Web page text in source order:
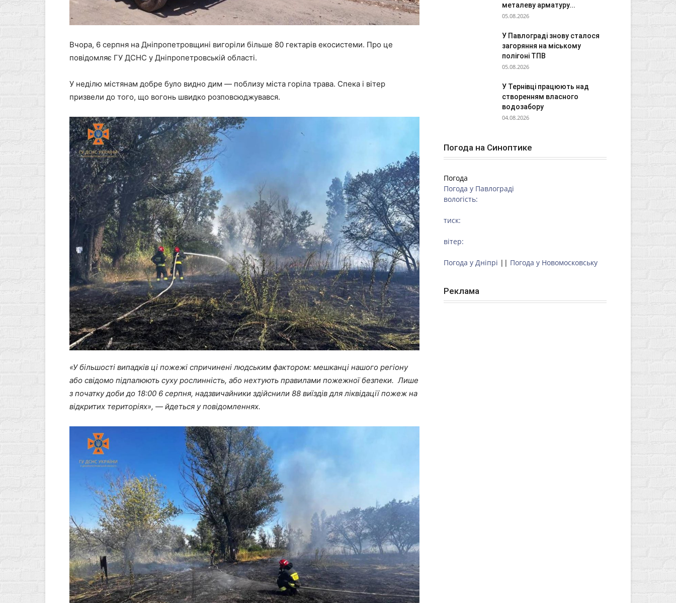
Вчора, 6 серпня на Дніпропетровщині вигоріли більше 80 гектарів екосистеми. Про це
повідомляє ГУ ДСНС у Дніпропетровській області.
У неділю містянам добре було видно дим — поблизу міста горіла трава. Спека і вітер
призвели до того, що вогонь швидко розповсюджувався.
«У більшості випадків ці пожежі спричинені людським фактором: мешканці нашого регіону
або свідомо підпалюють суху рослинність, або нехтують правилами пожежної безпеки. Лише
з початку доби до 18:00 6 серпня, надзвичайники здійснили 88 виїздів для ліквідації пожеж на
відкритих територіях», — йдеться у повідомленнях.
металеву арматуру...
05.08.2026
У Павлограді знову сталося
загоряння на міському
полігоні ТПВ
05.08.2026
У Тернівці працюють над
створенням власного
водозабору
04.08.2026
Погода на Синоптике
Погода
Погода у Павлограді
вологість:
тиск:
вітер:
Погода у Дніпрі || Погода у Новомосковську
Реклама